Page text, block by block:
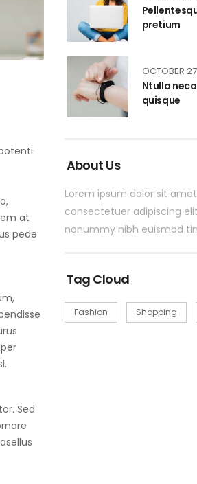
at
pede
Sed
pretium
OCTOBER
Ntulla
quisque
About Us
Lorem ipsum dolor sit
consectetuer adipiscing
nonummy nibh euismod
Tag Cloud
Fashion Shopping